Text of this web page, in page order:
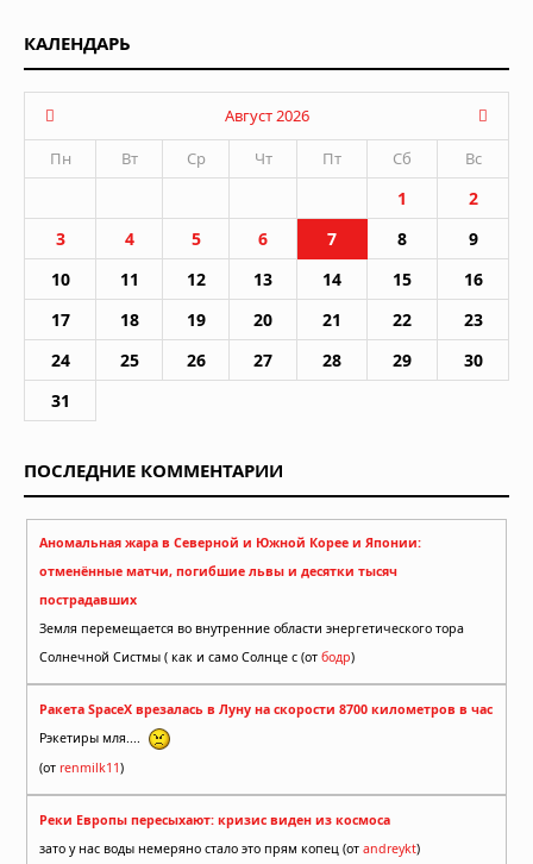
КАЛЕНДАРЬ
Август 2026
Пн
Вт Ср Чт Пт Сб Вс
1
2
3
4 5 6 7 8
9
10
11 12 13 14 15
16
17
18 19 20 21 22
23
24
25 26 27 28 29
30
31
ПОСЛЕДНИЕ КОММЕНТАРИИ
Аномальная жара в Северной и Южной Корее и Японии:
отменённые матчи, погибшие львы и десятки тысяч
пострадавших
Земля перемещается во внутренние области энергетического тора
Солнечной Систмы ( как и само Солнце с (от бодр)
Ракета SpaceX врезалась в Луну на скорости 8700 километров в час
Рэкетиры мля....
(от renmilk11)
Реки Европы пересыхают: кризис виден из космоса
зато у нас воды немеряно стало это прям копец (от andreykt)